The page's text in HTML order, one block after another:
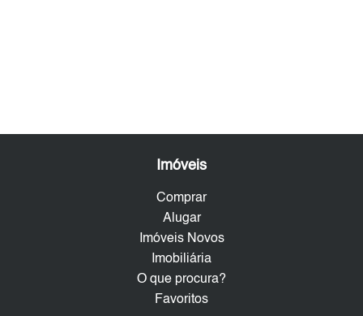
Imóveis
Comprar
Alugar
Imóveis Novos
Imobiliária
O que procura?
Favoritos